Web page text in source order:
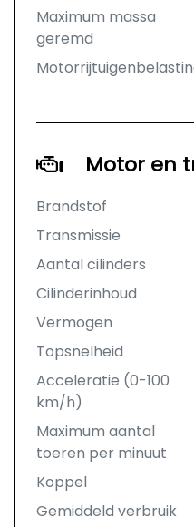
Maximum massa
geremd
Motor en
Brandstof
Transmissie
Aantal cilinders
Cilinderinhoud
Vermogen
Topsnelheid
Acceleratie (0-100
km/h)
Maximum aantal
toeren per minuut
Koppel
Gemiddeld verbruik